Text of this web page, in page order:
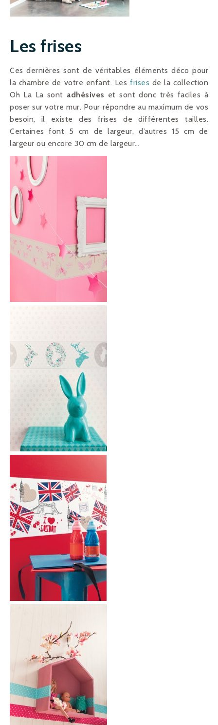
Les frises
Ces dernières sont de véritables éléments déco pour
la chambre de votre enfant. Les frises de la collection
Oh La La sont adhésives et sont donc très faciles à
poser sur votre mur. Pour répondre au maximum de vos
besoin, il existe des frises de différentes tailles.
Certaines font 5 cm de largeur, d’autres 15 cm de
largeur ou encore 30 cm de largeur…